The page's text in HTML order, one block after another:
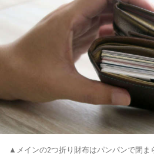
▲メインの2つ折り財布はパンパンで閉ま